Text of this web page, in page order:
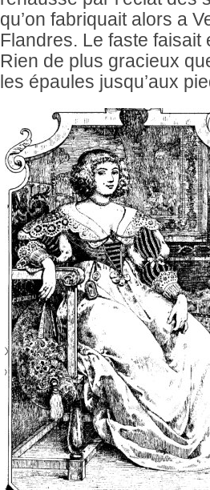
qu’on fabriquait alors a
Flandres. Le faste
Rien de plus gracieux
les épaules jusqu’aux